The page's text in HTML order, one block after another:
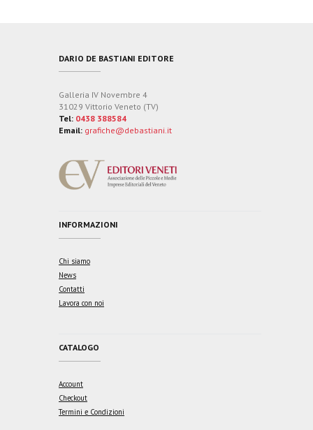
DARIO DE BASTIANI EDITORE
Galleria IV Novembre 4
31029 Vittorio Veneto (TV)
Tel: 0438 388584
Email: grafiche@debastiani.it
INFORMAZIONI
Chi siamo
News
Contatti
Lavora con noi
CATALOGO
Account
Checkout
Termini e Condizioni